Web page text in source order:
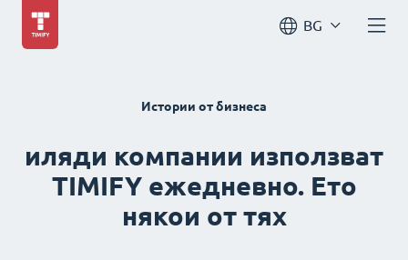
BG
Истории от бизнеса
иляди компании използват
TIMIFY ежедневно. Ето
някои от тях